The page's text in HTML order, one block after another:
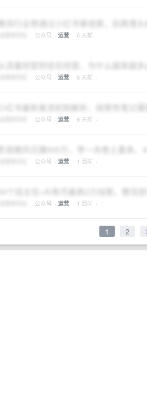
教培行业想通过小红书拿线索，别再埋头
· 公众号 · 运营 · 6 天前 ·
从流量经营到信任经营，为什么越来越
· 公众号 · 运营 · 6 天前 ·
小红书最新推流机制解析、线索性笔记
· 公众号 · 运营 · 6 天前 ·
影视飓风日赚500万，李一舟卷土重来，
· 公众号 · 运营 · 1 周前 ·
50个班主任+AI单月最高2万线索，教培
· 公众号 · 运营 · 1 周前 ·
1 2